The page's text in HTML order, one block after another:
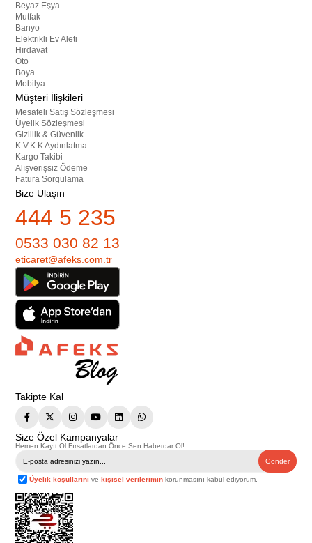
Beyaz Eşya
Mutfak
Banyo
Elektrikli Ev Aleti
Hırdavat
Oto
Boya
Mobilya
Müşteri İlişkileri
Mesafeli Satış Sözleşmesi
Üyelik Sözleşmesi
Gizlilik & Güvenlik
K.V.K.K Aydınlatma
Kargo Takibi
Alışverişsiz Ödeme
Fatura Sorgulama
Bize Ulaşın
444 5 235
0533 030 82 13
eticaret@afeks.com.tr
Takipte Kal
Size Özel Kampanyalar
Hemen Kayıt Ol Fırsatlardan Önce Sen Haberdar Ol!
Gönder
Üyelik koşullarını vekişisel verilerimin korunmasını kabul ediyorum.